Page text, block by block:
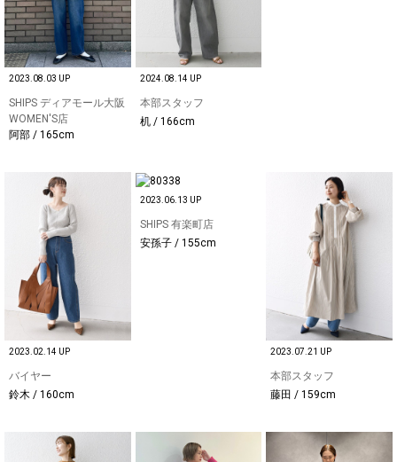
2023.08.03 UP
SHIPS ディアモール大阪
WOMEN'S店
阿部 / 165cm
2024.08.14 UP
本部スタッフ
机 / 166cm
2023.02.14 UP
バイヤー
鈴木 / 160cm
2023.06.13 UP
SHIPS 有楽町店
安孫子 / 155cm
2023.07.21 UP
本部スタッフ
藤田 / 159cm